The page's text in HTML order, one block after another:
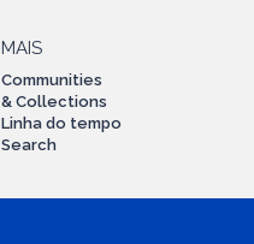
MAIS
Communities
& Collections
Linha do tempo
Search